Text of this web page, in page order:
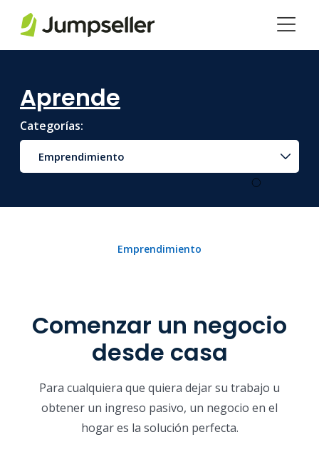
Aprende
Categorías:
Emprendimiento
Emprendimiento
Comenzar un negocio
desde casa
Para cualquiera que quiera dejar su trabajo u
obtener un ingreso pasivo, un negocio en el
hogar es la solución perfecta.